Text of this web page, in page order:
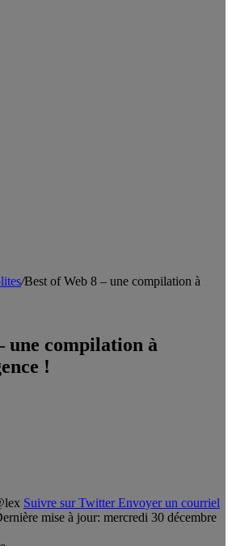
/Best of Web 8 – une compilation à
une compilation à
!
Suivre sur Twitter Envoyer un courriel
mise à jour: mercredi 30 décembre